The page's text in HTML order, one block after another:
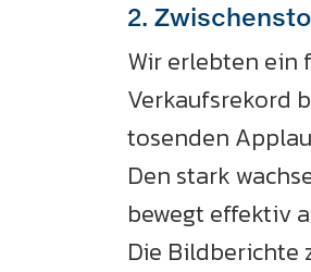
2.
Wir erlebten ein
Verkaufsrekord
tosenden
Den stark
bewegt effektiv
Die Bildberichte